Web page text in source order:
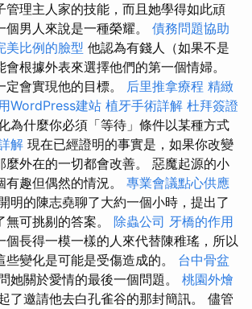
管理主人家的技能，而且她學得如此頑
男人來說是一種榮耀。 債務問題協助
美比例的臉型 他認為有錢人（如果不是
根據外表來選擇他們的第一個情婦。
會實現他的目標。 后里推拿療程 精緻
WordPress建站 植牙手術詳解 杜拜簽證
為什麼你必須「等待」條件以某種方式
解 現在已經證明的事實是，如果你改變
麼外在的一切都會改善。 惡魔起源的小
趣但偶然的情況。 專業會議點心供應
明的陳志堯聊了大約一個小時，提出了
可挑剔的答案。 除蟲公司 牙橋的作用
個長得一模一樣的人來代替陳稚瑤，所以
變化是可能是受傷造成的。 台中骨盆
她關於愛情的最後一個問題。 桃園外燴
了邀請他去白孔雀谷的那封簡訊。 儘管